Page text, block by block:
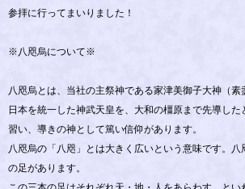
参拝に行ってまいりました！
※八咫烏について※
八咫烏とは、当社の主祭神である家津美御子大神（素
日本を統一した神武天皇を、大和の橿原まで先導し
習い、導きの神として篤い信仰があります。
八咫烏の「八咫」とは大きく広いという意味です。
の足があります。